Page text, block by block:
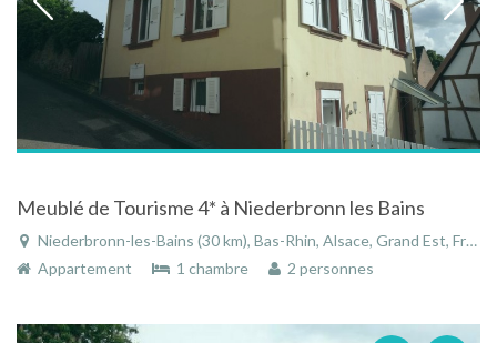
Meublé de Tourisme 4* à Niederbronn les Bains
Niederbronn-les-Bains (30 km), Bas-Rhin, Alsace, Grand Est, France
Appartement
1 chambre 2 personnes